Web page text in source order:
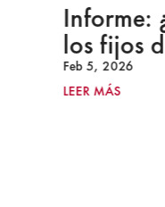
Informe:
los fijos
Feb 5, 2026
LEER MÁS